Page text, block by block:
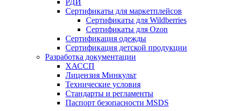
РДИ
Сертификаты для маркетплейсов
Сертификаты для Wildberries
Сертификаты для Ozon
Сертификация одежды
Сертификация детской продукции
Разработка документации
ХАССП
Лицензия Минкульт
Технические условия
Стандарты и регламенты
Паспорт безопасности MSDS